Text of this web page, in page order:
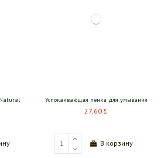
Успокаивающая пенка для умывания
27,60 £
В корзину